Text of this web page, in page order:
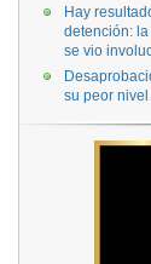
Hay
detención:
se vio
su peor